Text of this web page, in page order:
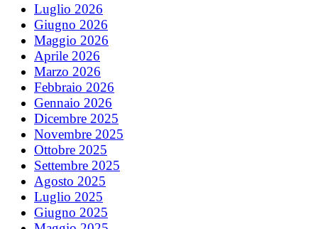
Luglio 2026
Giugno 2026
Maggio 2026
Aprile 2026
Marzo 2026
Febbraio 2026
Gennaio 2026
Dicembre 2025
Novembre 2025
Ottobre 2025
Settembre 2025
Agosto 2025
Luglio 2025
Giugno 2025